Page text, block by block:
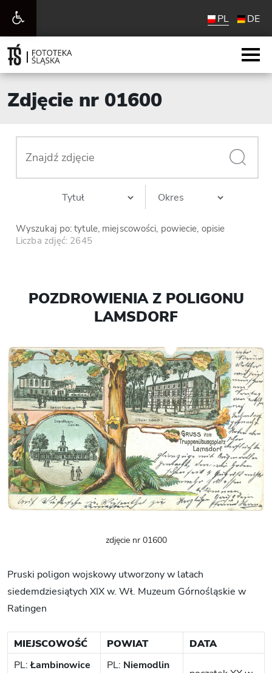
Otwórz
pasek
narzędzi
PL DE
Zdjęcie nr 01600
Wyszukaj po: tytule, miejscowości, powiecie, opisie
Liczba zdjęć: 2645
POZDROWIENIA Z POLIGONU
LAMSDORF
zdjęcie nr 01600
Pruski poligon wojskowy utworzony w latach
siedemdziesiątych XIX w. Wł. Muzeum Górnośląskie w
Ratingen
MIEJSCOWOŚĆ POWIAT
DATA
PL:Łambinowice
PL: Niemodlin